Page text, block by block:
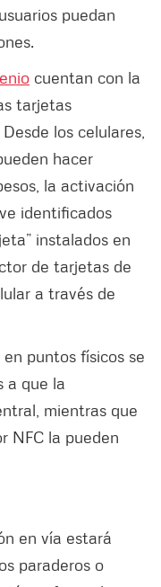
puedan
cuentan con la
tarjetas
los celulares,
hacer
la activación
identificados
instalados en
de tarjetas de
a través de
puntos físicos se
a que la
mientras que
NFC la pueden
en vía estará
paraderos o